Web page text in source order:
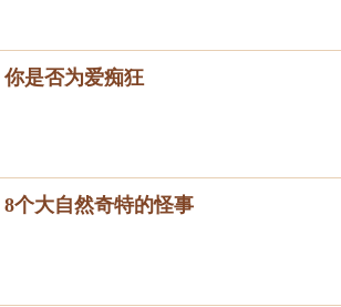
你是否为爱痴狂
8个大自然奇特的怪事